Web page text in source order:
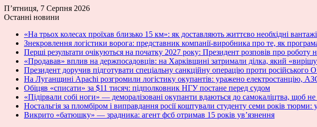
П’ятниця, 7 Серпня 2026
Останні новини
«На трьох колесах проїхав близько 15 км»: як доставляють життєво необхідні
Знекровлення логістики ворога: представник компанії-виробника про те, як
Перші результати очікуються на початку 2027 року: Президент розповів про
«Продавав» вплив на держпосадовців: на Харківщині затримали ділка, який
Президент доручив підготувати спеціальну санкційну операцію проти російського
На Луганщині Apachi розгромили логістику окупантів: уражено електростанцію,
Обіцяв «списати» за $11 тисяч: підполковник НГУ постане перед судом
«Підірвали собі ноги» — деморалізовані окупанти вдаються до самокаліцтва, щоб
Ностальгія за пломбіром і виправдання росії коштували студенту семи років тюрми:
Викрито «батюшку» — зрадника: агент фсб отримав 15 років ув’язнення